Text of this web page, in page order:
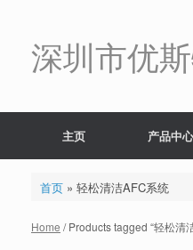
深圳市优
主页 产品中心
首页» 轻松清洁AFC系统
Home / Products tagged “轻松清